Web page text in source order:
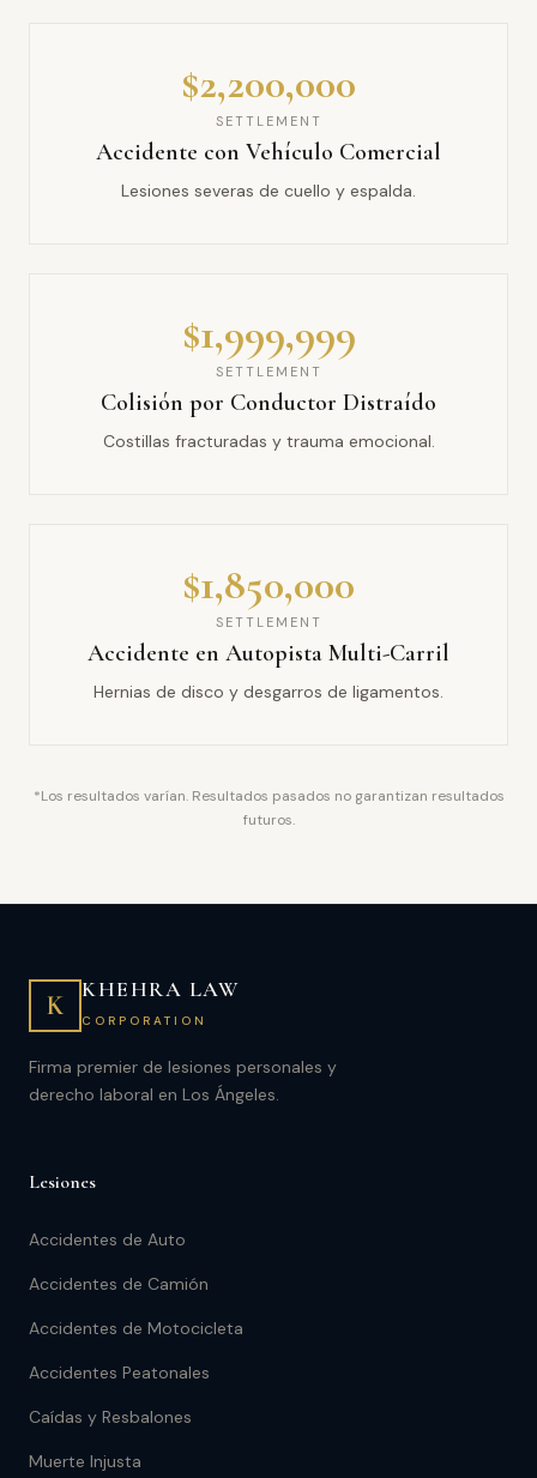
$2,200,000
SETTLEMENT
Accidente con Vehículo Comercial
Lesiones severas de cuello y espalda.
$1,999,999
SETTLEMENT
Colisión por Conductor Distraído
Costillas fracturadas y trauma emocional.
$1,850,000
SETTLEMENT
Accidente en Autopista Multi-Carril
Hernias de disco y desgarros de ligamentos.
*Los resultados varían. Resultados pasados no garantizan resultados
futuros.
K
KHEHRA LAW
CORPORATION
Firma premier de lesiones personales y
derecho laboral en Los Ángeles.
Lesiones
Accidentes de Auto
Accidentes de Camión
Accidentes de Motocicleta
Accidentes Peatonales
Caídas y Resbalones
Muerte Injusta